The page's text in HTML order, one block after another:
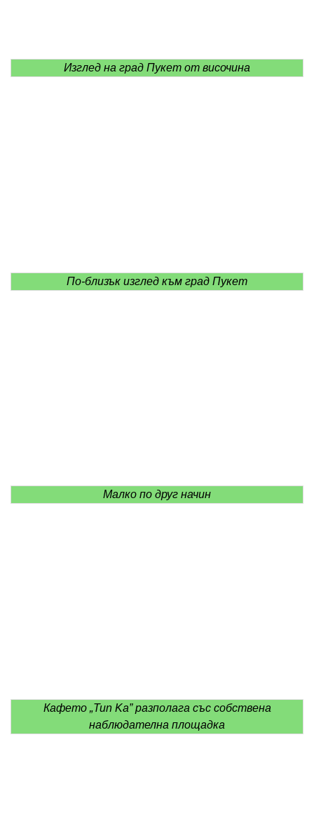
Изглед на град Пукет от височина
По-близък изглед към град Пукет
Малко по друг начин
Кафето „Tun Ka” разполага със собствена
наблюдателна площадка